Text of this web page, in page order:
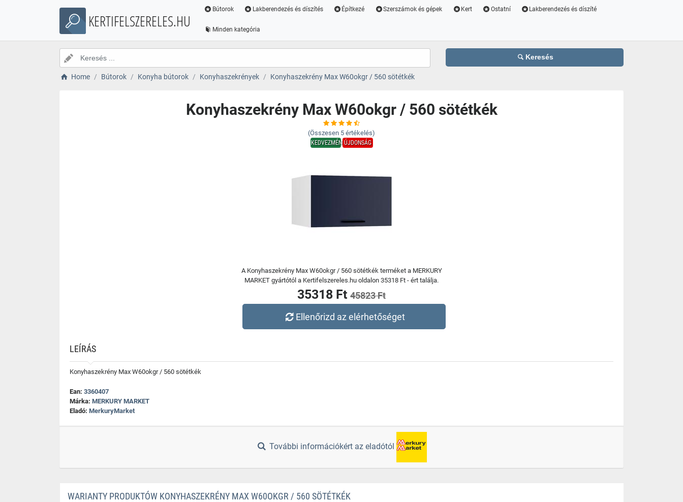
KERTIFELSZERELES.HU
Bútorok Lakberendezés és díszítés Építkezé Szerszámok és gépek Kert Ostatní Lakberendezés és díszíté
Minden kategória
Keresés
Home Bútorok Konyha bútorok Konyhaszekrények Konyhaszekrény Max W60okgr / 560 sötétkék
Konyhaszekrény Max W60okgr / 560 sötétkék
(Összesen 5 értékelés)
KEDVEZMÉNYÚJDONSÁG
A Konyhaszekrény Max W60okgr / 560 sötétkék terméket a MERKURY
MARKET gyártótól a Kertifelszereles.hu oldalon 35318 Ft - ért találja.
35318 Ft 45823 Ft
Ellenőrizd az elérhetőséget
LEÍRÁS
Konyhaszekrény Max W60okgr / 560 sötétkék
Ean: 3360407
Márka: MERKURY MARKET
Eladó: MerkuryMarket
További információkért az eladótól
WARIANTY PRODUKTÓW KONYHASZEKRÉNY MAX W60OKGR / 560 SÖTÉTKÉK